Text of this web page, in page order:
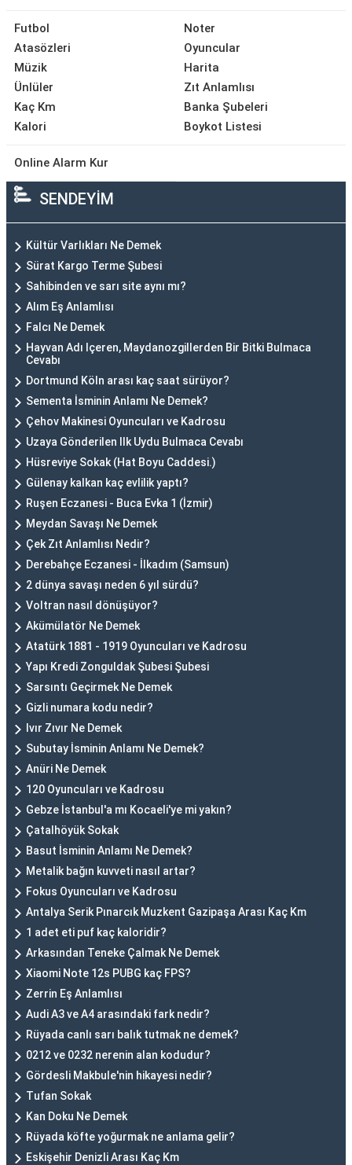
Futbol
Atasözleri
Müzik
Ünlüler
Kaç Km
Kalori
Noter
Oyuncular
Harita
Zıt Anlamlısı
Banka Şubeleri
Boykot Listesi
Online Alarm Kur
SENDEYİM
Kültür Varlıkları Ne Demek
Sürat Kargo Terme Şubesi
Sahibinden ve sarı site aynı mı?
Alım Eş Anlamlısı
Falcı Ne Demek
Hayvan Adı Içeren, Maydanozgillerden Bir Bitki Bulmaca
Cevabı
Dortmund Köln arası kaç saat sürüyor?
Sementa İsminin Anlamı Ne Demek?
Çehov Makinesi Oyuncuları ve Kadrosu
Uzaya Gönderilen Ilk Uydu Bulmaca Cevabı
Hüsreviye Sokak (Hat Boyu Caddesi.)
Gülenay kalkan kaç evlilik yaptı?
Ruşen Eczanesi - Buca Evka 1 (İzmir)
Meydan Savaşı Ne Demek
Çek Zıt Anlamlısı Nedir?
Derebahçe Eczanesi - İlkadım (Samsun)
2 dünya savaşı neden 6 yıl sürdü?
Voltran nasıl dönüşüyor?
Akümülatör Ne Demek
Atatürk 1881 - 1919 Oyuncuları ve Kadrosu
Yapı Kredi Zonguldak Şubesi Şubesi
Sarsıntı Geçirmek Ne Demek
Gizli numara kodu nedir?
Ivır Zıvır Ne Demek
Subutay İsminin Anlamı Ne Demek?
Anüri Ne Demek
120 Oyuncuları ve Kadrosu
Gebze İstanbul'a mı Kocaeli'ye mi yakın?
Çatalhöyük Sokak
Basut İsminin Anlamı Ne Demek?
Metalik bağın kuvveti nasıl artar?
Fokus Oyuncuları ve Kadrosu
Antalya Serik Pınarcık Muzkent Gazipaşa Arası Kaç Km
1 adet eti puf kaç kaloridir?
Arkasından Teneke Çalmak Ne Demek
Xiaomi Note 12s PUBG kaç FPS?
Zerrin Eş Anlamlısı
Audi A3 ve A4 arasındaki fark nedir?
Rüyada canlı sarı balık tutmak ne demek?
0212 ve 0232 nerenin alan kodudur?
Gördesli Makbule'nin hikayesi nedir?
Tufan Sokak
Kan Doku Ne Demek
Rüyada köfte yoğurmak ne anlama gelir?
Eskişehir Denizli Arası Kaç Km